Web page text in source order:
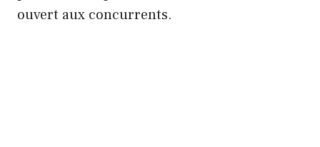
ouvert aux concurrents.